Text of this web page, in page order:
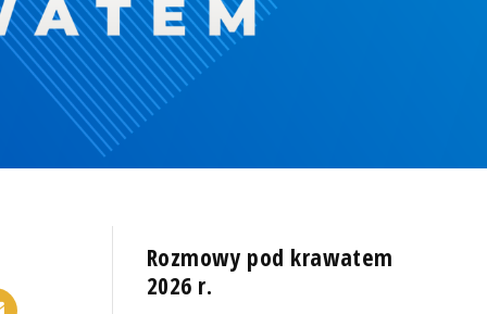
Rozmowy pod krawatem
2026 r.